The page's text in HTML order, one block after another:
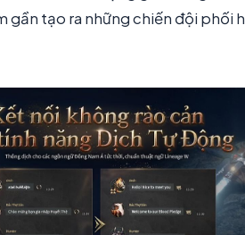
gần tạo ra những chiến đội phối